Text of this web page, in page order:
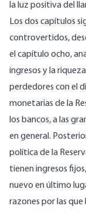
la luz positiva del
Los dos capítulos
controvertidos,
el capítulo ocho,
ingresos y la
perdedores con el
monetarias de la
los bancos, a las
en general.
política de la
tienen ingresos
nuevo en último
razones por las que